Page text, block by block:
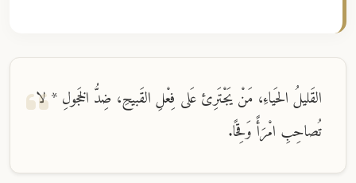
القَليلُ الحَياءِ، مَنْ يَجْتَرِئ عَلى فِعْلِ القَبيحِ، ضِدُّ الخَجولِ * لا
تُصاحِبِ امْرَأً وَقِحًا.